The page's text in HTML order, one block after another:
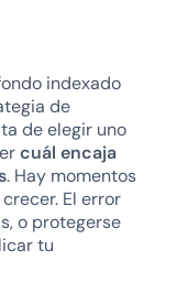
indexado
de
de elegir uno
cuál encaja
. Hay momentos
El error
o protegerse
tu